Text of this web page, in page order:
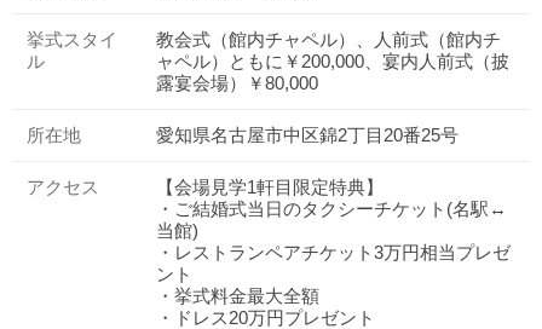
挙式スタイ
ル
教会式（館内チャペル）、人前式（館内チ
ャペル）ともに￥200,000、宴内人前式（披
露宴会場）￥80,000
所在地 愛知県名古屋市中区錦2丁目20番25号
アクセス
【会場見学1軒目限定特典】
・ご結婚式当日のタクシーチケット(名駅↔
当館)
・レストランペアチケット3万円相当プレゼ
ント
・挙式料金最大全額
・ドレス20万円プレゼント